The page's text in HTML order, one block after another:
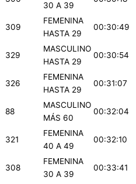
30 A 39
309
FEMENINA
HASTA 29
00:30:49
329
MASCULINO
HASTA 29
00:30:54
326
FEMENINA
HASTA 29
00:31:07
88
MASCULINO
MÁS 60
00:32:04
321
FEMENINA
40 A 49
00:32:10
308
FEMENINA
30 A 39
00:33:41